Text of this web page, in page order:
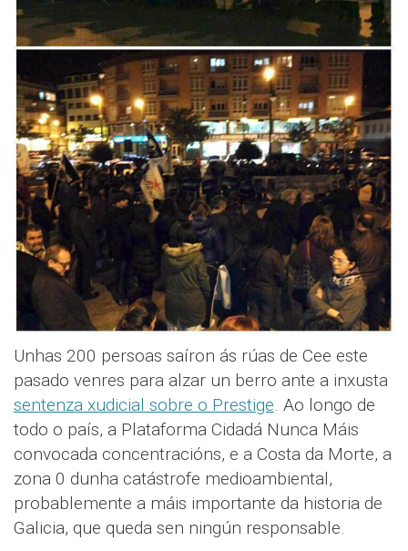
Unhas 200 persoas saíron ás rúas de Cee este
pasado venres para alzar un berro ante a inxusta
sentenza xudicial sobre o Prestige. Ao longo de
todo o país, a Plataforma Cidadá Nunca Máis
convocada concentracións, e a Costa da Morte, a
zona 0 dunha catástrofe medioambiental,
probablemente a máis importante da historia de
Galicia, que queda sen ningún responsable.